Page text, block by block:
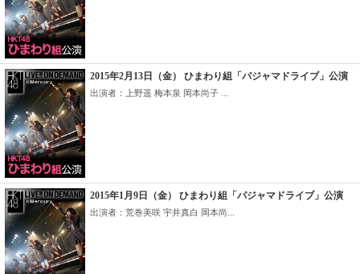
2015年2月13日（金） ひまわり組「パジャマドライブ」公演
出演者：上野遥 梅本泉 岡本尚子 ...
2015年1月9日（金） ひまわり組「パジャマドライブ」公演
出演者：荒巻美咲 宇井真白 岡本尚...